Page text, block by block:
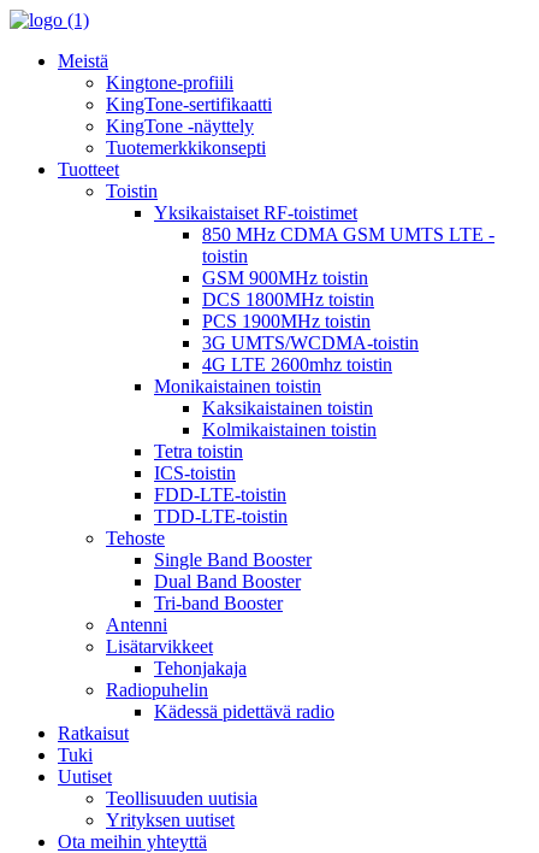
Meistä
Kingtone-profiili
KingTone-sertifikaatti
KingTone -näyttely
Tuotemerkkikonsepti
Tuotteet
Toistin
Yksikaistaiset RF-toistimet
850 MHz CDMA GSM UMTS LTE -
toistin
GSM 900MHz toistin
DCS 1800MHz toistin
PCS 1900MHz toistin
3G UMTS/WCDMA-toistin
4G LTE 2600mhz toistin
Monikaistainen toistin
Kaksikaistainen toistin
Kolmikaistainen toistin
Tetra toistin
ICS-toistin
FDD-LTE-toistin
TDD-LTE-toistin
Tehoste
Single Band Booster
Dual Band Booster
Tri-band Booster
Antenni
Lisätarvikkeet
Tehonjakaja
Radiopuhelin
Kädessä pidettävä radio
Ratkaisut
Tuki
Uutiset
Teollisuuden uutisia
Yrityksen uutiset
Ota meihin yhteyttä